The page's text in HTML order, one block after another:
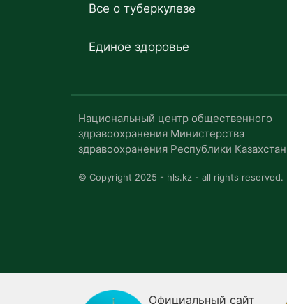
Все о туберкулезе
Единое здоровье
Национальный центр общественного
здравоохранения Министерства
здравоохранения Республики Казахстан
© Copyright 2025 - hls.kz - all rights reserved.
Официальный сайт